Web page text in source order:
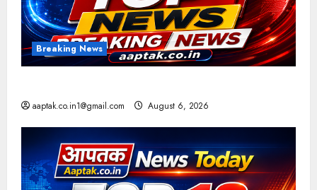
Breaking News
aaptak.co.in1@gmail.com August 6, 2026